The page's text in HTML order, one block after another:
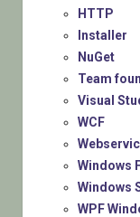
HTTP
Installer
NuGet
Team
Visual
WCF
Windows
Windows
WPF